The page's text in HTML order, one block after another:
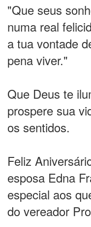
"Que seus
numa real
a tua vontade
pena viver."
Que Deus te
prospere sua
os sentidos.
Feliz
esposa Edna
especial aos
do vereador